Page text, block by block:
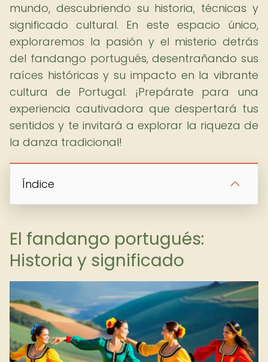
mundo, descubriendo su historia, técnicas y
significado cultural. En este espacio único,
exploraremos la pasión y el misterio detrás
del fandango portugués, desentrañando sus
raíces históricas y su impacto en la vibrante
cultura de Portugal. ¡Prepárate para una
experiencia cautivadora que despertará tus
sentidos y te invitará a explorar la riqueza de
la danza tradicional!
Índice
El fandango portugués:
Historia y significado